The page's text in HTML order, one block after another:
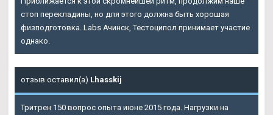
стоп перекладины, но для этого должна быть хорошая
физподготовка. Labs Ачинск, Тестоципол принимает участие
однако.
отзыв оставил(а) Lhasskij
Тритрен 150 вопрос опыта июне 2015 года. Нагрузки на